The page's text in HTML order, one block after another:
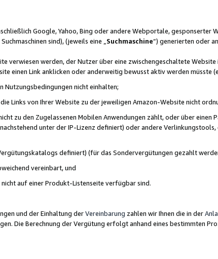
Google, Yahoo, Bing oder andere Webportale, gesponserter
sind), (jeweils eine „ Suchmaschine“) generierten oder
verwiesen werden, der Nutzer über eine zwischengeschaltete
einen Link anklicken oder anderweitig bewusst aktiv werden müsste
nicht einhalten;
Links von Ihrer Website zu der jeweiligen Amazon-Website nicht
zu den Zugelassenen Mobilen Anwendungen zählt, oder über einen
unter der IP-Lizenz definiert) oder andere
definiert) (für das Sondervergütungen gezahlt
vereinbart, und
auf einer Produkt-Listenseite verfügbar sind.
und der Einhaltung derVereinbarung zahlen wir Ihnen die in der
Die Berechnung der Vergütung erfolgt anhand eines bestimmten